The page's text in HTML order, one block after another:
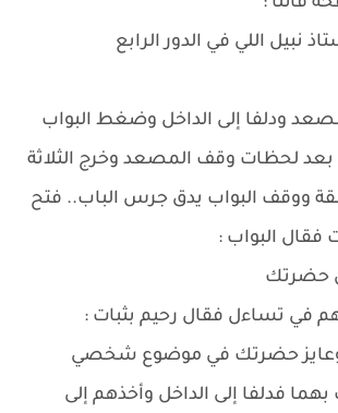
نبيل اللي في الدور الرابع
ودلفا إلى الداخل وضغط البواب
لحظات وقف المصعد وخرج الثلاثة
ووقف البواب يدق جرس الباب.. فتح
فقال البواب :
حضرتك
في تساءل فقال رحيم بثبات :
وعايز حضرتك في موضوع شخصي
فدلفا إلى الداخل وأخذهم إلى